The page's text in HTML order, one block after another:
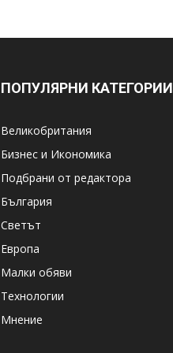
ПОПУЛЯРНИ КАТЕГОРИИ
Великобритания
Бизнес и Икономика
Подбрани от редактора
България
Светът
Европа
Малки обяви
Технологии
Мнение